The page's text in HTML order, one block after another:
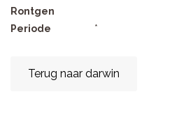
Rontgen
Periode
*
Terug naar darwin